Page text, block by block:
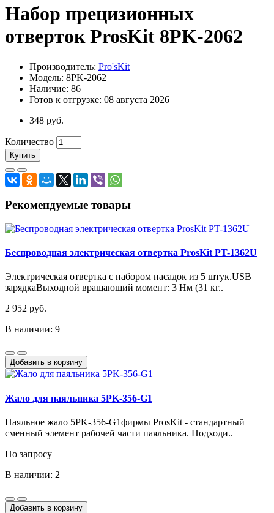
Набор прецизионных
отверток ProsKit 8PK-2062
Производитель: Pro'sKit
Модель: 8PK-2062
Наличие: 86
Готов к отгрузке: 08 августа 2026
348 руб.
Количество
Купить
Рекомендуемые товары
Беспроводная электрическая отвертка ProsKit PT-1362U
Электрическая отвертка с набором насадок из 5 штук.USB
зарядкаВыходной вращающий момент: 3 Нм (31 кг..
2 952 руб.
В наличии: 9
Добавить в корзину
Жало для паяльника 5PK-356-G1
Паяльное жало 5PK-356-G1фирмы ProsKit - стандартный
сменный элемент рабочей части паяльника. Подходи..
По запросу
В наличии: 2
Добавить в корзину